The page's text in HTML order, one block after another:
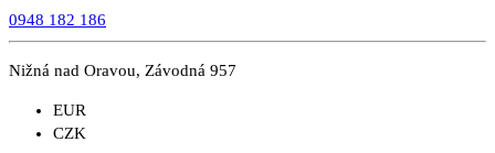
0948 182 186
Nižná nad Oravou, Závodná 957
EUR
CZK